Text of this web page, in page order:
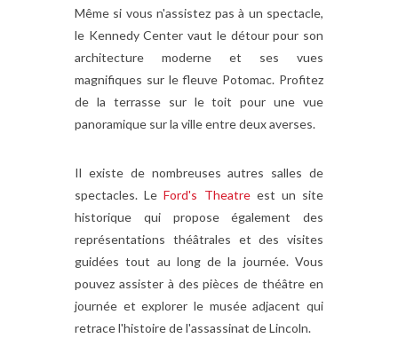
Même si vous n'assistez pas à un spectacle,
le Kennedy Center vaut le détour pour son
architecture moderne et ses vues
magnifiques sur le fleuve Potomac. Profitez
de la terrasse sur le toit pour une vue
panoramique sur la ville entre deux averses.
Il existe de nombreuses autres salles de
spectacles. LeFord's Theatreest un site
historique qui propose également des
représentations théâtrales et des visites
guidées tout au long de la journée. Vous
pouvez assister à des pièces de théâtre en
journée et explorer le musée adjacent qui
retrace l'histoire de l'assassinat de Lincoln.